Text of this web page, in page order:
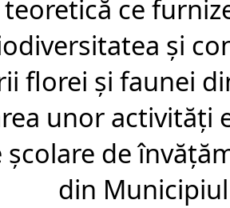
ă ce
și
florei și faunei
unor activități
şcolare deînvăţă
din